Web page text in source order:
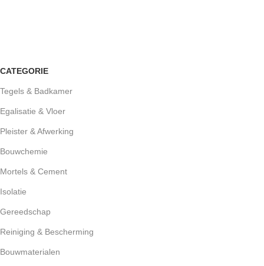
CATEGORIE
Tegels & Badkamer
Egalisatie & Vloer
Pleister & Afwerking
Bouwchemie
Mortels & Cement
Isolatie
Gereedschap
Reiniging & Bescherming
Bouwmaterialen